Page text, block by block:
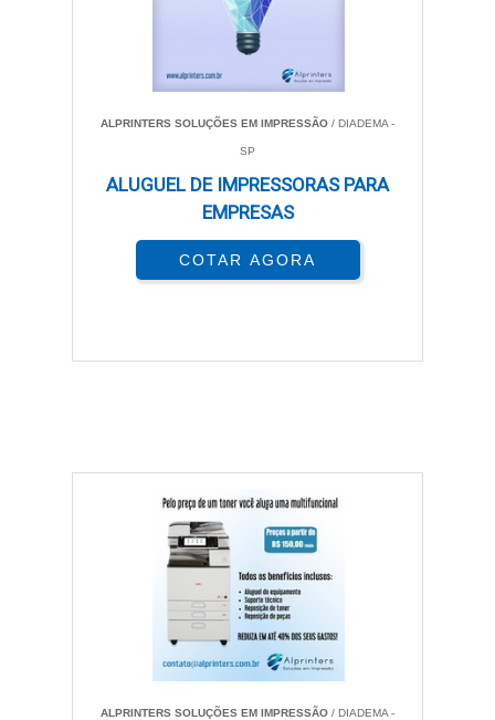
ALPRINTERS SOLUÇÕES EM IMPRESSÃO / DIADEMA -
SP
ALUGUEL DE IMPRESSORAS PARA
EMPRESAS
COTAR AGORA
ALPRINTERS SOLUÇÕES EM IMPRESSÃO / DIADEMA -